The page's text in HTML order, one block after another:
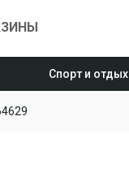
Спорт и отдых